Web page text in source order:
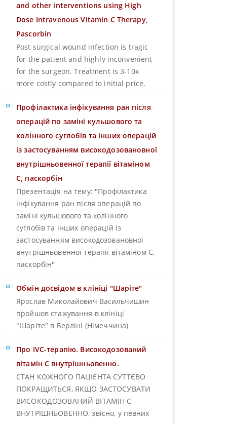
and other interventions using High
Dose Intravenous Vitamin C Therapy,
Pascorbin
Post surgical wound infection is tragic
for the patient and highly inconvenient
for the surgeon. Treatment is 3-10x
more costly compared to initial price.
Профілактика інфікування ран після
операцій по заміні кульшового та
колінного суглобів та інших операцій
із застосуванням високодозовановної
внутрішньовенної терапії вітаміном
С, паскорбін
Презентація на тему: "Профілактика
інфікування ран після операцій по
заміні кульшового та колінного
суглобів та інших операцій із
застосуванням високодозовановної
внутрішньовенної терапії вітаміном С,
паскорбін"
Обмін досвідом в клініці "Шаріте"
Ярослав Миколайович Васильчишин
пройшов стажування в клініці
"Шаріте" в Берліні (Німеччина)
Про IVC-терапію. Високодозований
вітамін С внутрішньовенно.
СТАН КОЖНОГО ПАЦІЄНТА СУТТЄВО
ПОКРАЩИТЬСЯ, ЯКЩО ЗАСТОСУВАТИ
ВИСОКОДОЗОВАНИЙ ВІТАМІН С
ВНУТРІШНЬОВЕННО, звісно, у певних